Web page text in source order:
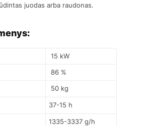
juodas arba raudonas.
15 kW
86 %
50 kg
37-15 h
1335-3337 g/h